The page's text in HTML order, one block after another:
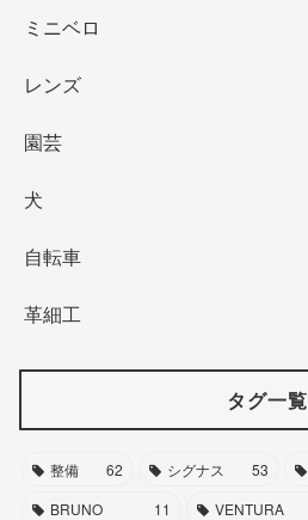
ミニベロ
レンズ
園芸
犬
自転車
革細工
タグ一覧
整備 62 シグナス 53
BRUNO
11 VENTURA